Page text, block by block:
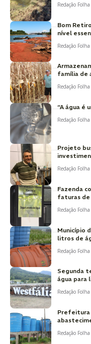
Redação
Bom
nível
Redação
família de
Redação
“A água é
Redação
Projeto
Redação
Fazenda
faturas de
Redação
Município
litros de
Redação
Segunda
água para
Redação
Prefeitura
Redação